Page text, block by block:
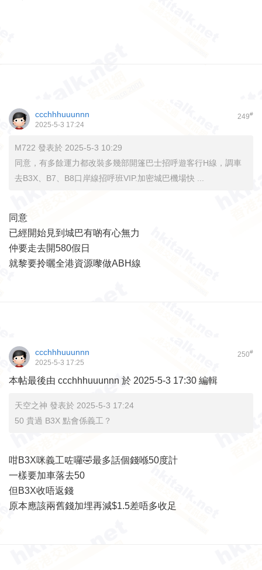
249#
ccchhhuuunnn
2025-5-3 17:24
M722 發表於 2025-5-3 10:29
同意，有多餘運力都改裝多幾部開篷巴士招呼遊客行H線，調車
去B3X、B7、B8口岸線招呼班VIP.加密城巴機場快 ...
同意
已經開始見到城巴有啲有心無力
仲要走去開580假日
就黎要拎曬全港資源嚟做ABH線
250#
ccchhhuuunnn
2025-5-3 17:25
本帖最後由 ccchhhuuunnn 於 2025-5-3 17:30 編輯
天空之神 發表於 2025-5-3 17:24
50 貴過 B3X 點會係義工？
咁B3X咪義工咗囉🤣最多話個錢喺50度計
一樣要加車落去50
但B3X收唔返錢
原本應該兩舊錢加埋再減$1.5差唔多收足